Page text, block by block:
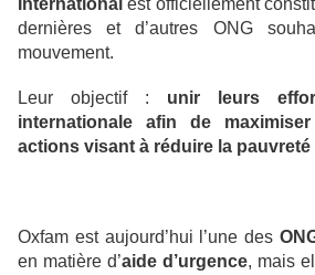
Internationalest officiellement
dernières et d’autres ONG
mouvement.
Leur objectif : unir leurs
internationale afin de
actions visant à réduire la
Oxfam est aujourd’hui l’une des
en matière d’aide d’urgence, mais